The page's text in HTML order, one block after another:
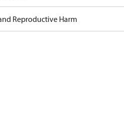
Reproductive Harm